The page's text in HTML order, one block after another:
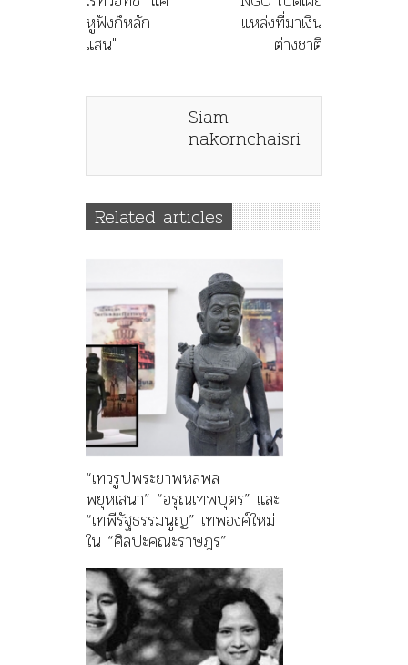
หูฟังก็หลัก
แสน"
แหล่งที่มาเงิน
ต่างชาติ
Siam
nakornchaisri
Related articles
“เทวรูปพระยาพหลพล
พยุหเสนา” “อรุณเทพบุตร” และ
“เทพีรัฐธรรมนูญ” เทพองค์ใหม่
ใน “ศิลปะคณะราษฎร”